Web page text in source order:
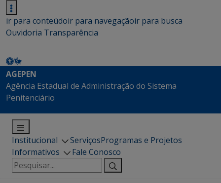
ir para conteúdoir para navegaçãoir para busca
Ouvidoria Transparência
AGEPEN
Agência Estadual de Administração do Sistema
Penitenciário
Institucional ServiçosProgramas e Projetos
Informativos
Fale Conosco
Pesquisar
por: